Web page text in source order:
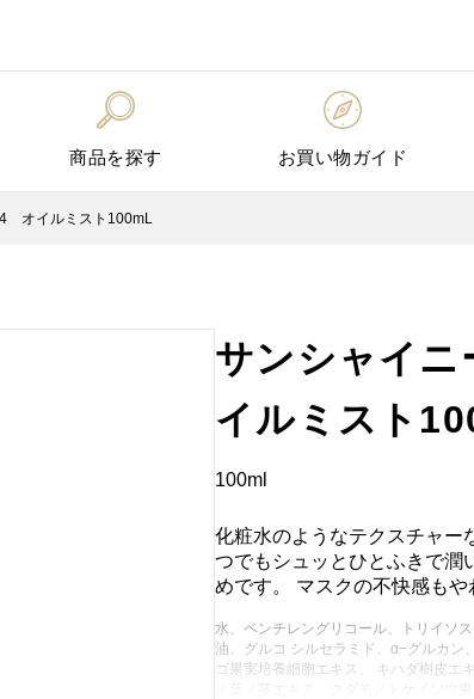
商品を探す お買い物ガイド
オイルミスト100mL
サンシャイ
イルミスト
100ml
化粧水のようなテクスチャー
つでもシュッとひとふきで潤
めです。 マスクの不快感もや
水、ペンチレングリコール、トリイソ
油、グルコ シルセラミド、α−グルカン
ゴ果実培養細胞エキス、 キハダ樹皮エ